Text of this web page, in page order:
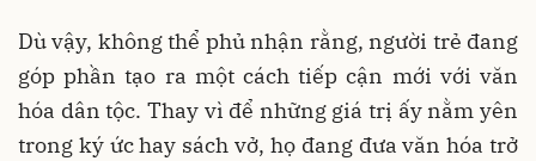
Dù vậy, không thể phủ nhận rằng, người trẻ đang
góp phần tạo ra một cách tiếp cận mới với văn
hóa dân tộc. Thay vì để những giá trị ấy nằm yên
trong ký ức hay sách vở, họ đang đưa văn hóa trở